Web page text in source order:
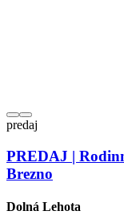
predaj
PREDAJ |
Brezno
Dolná Lehota